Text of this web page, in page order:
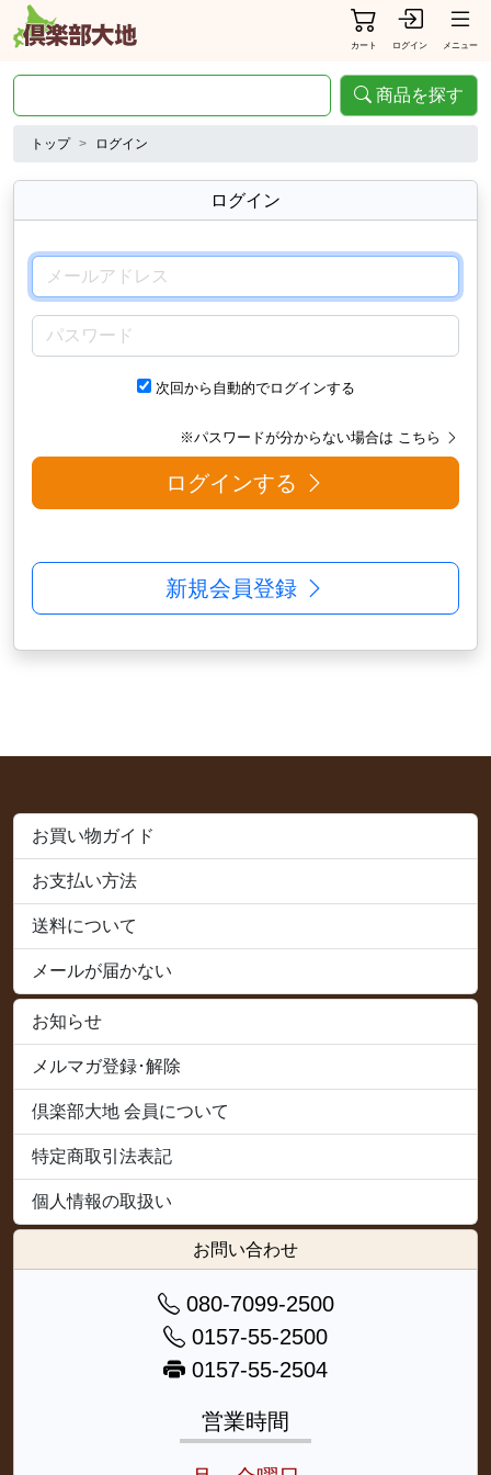
カート ログイン メニュー
商品を探す
トップ ログイン
ログイン
次回から自動的でログインする
※パスワードが分からない場合は こちら
ログインする
新規会員登録
お買い物ガイド
お支払い方法
送料について
メールが届かない
お知らせ
メルマガ登録･解除
倶楽部大地 会員について
特定商取引法表記
個人情報の取扱い
お問い合わせ
080-7099-2500
0157-55-2500
0157-55-2504
営業時間